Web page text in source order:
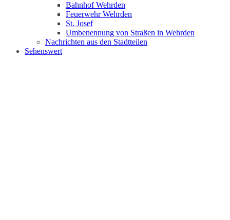
Bahnhof Wehrden
Feuerwehr Wehrden
St. Josef
Umbenennung von Straßen in Wehrden
Nachrichten aus den Stadtteilen
Sehenswert